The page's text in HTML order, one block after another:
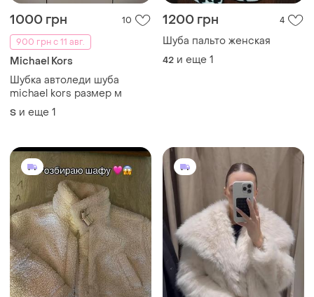
1000 грн
10
900 грн с 11 авг.
Michael Kors
Шубка автоледи шуба
michael kors размер м
S и еще 1
1200 грн 4
Шуба пальто женская
42 и еще 1